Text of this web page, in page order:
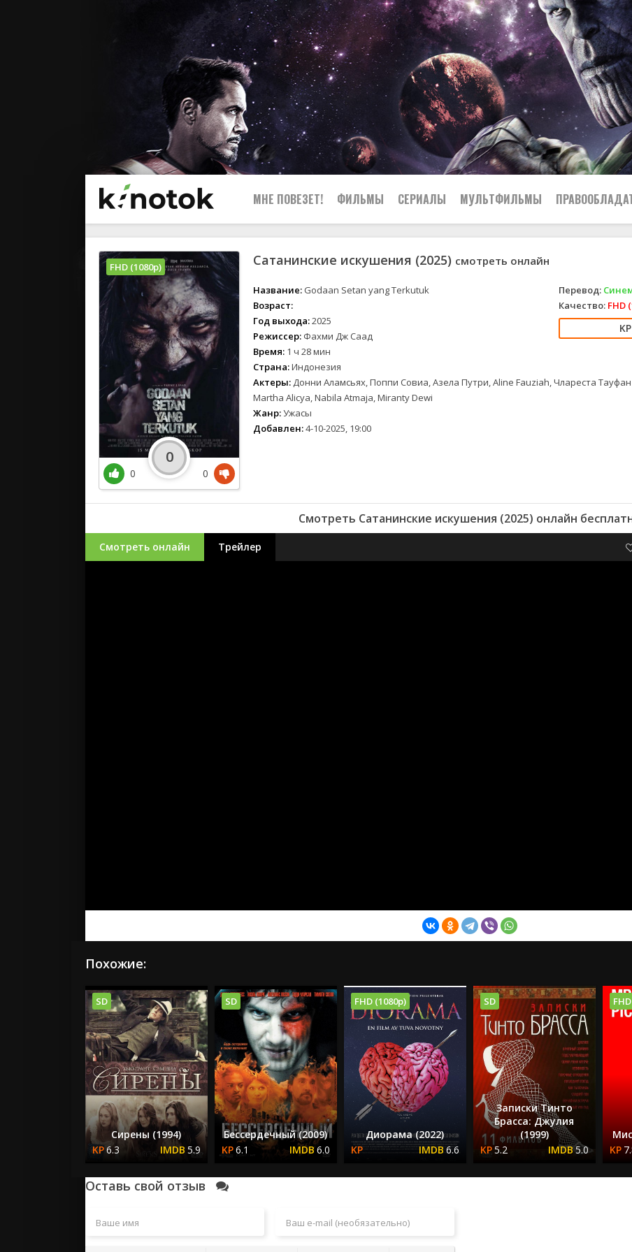
МНЕ ПОВЕЗЕТ! ФИЛЬМЫ СЕРИАЛЫ МУЛЬТФИЛЬМЫ
Сатанинские искушения (2025) смотреть онлайн
Название: Godaan Setan yang Terkutuk
Возраст:
Год выхода:2025
Режиссер: Фахми Дж Саад
Время: 1 ч 28 мин
Страна:Индонезия
Перевод:
Качество: FHD
Актеры: Донни Аламсьях, Поппи Совиа, Азела Путри, Aline Fauziah, Члареста
Martha Alicya, Nabila Atmaja, Miranty Dewi
Жанр:Ужасы
Добавлен:4-10-2025, 19:00
FHD (1080p)
0
0
0
Смотреть Сатанинские искушения (2025) онлайн
Смотреть онлайн Трейлер
Похожие:
SD
Сирены (1994)
6.3
5.9
SD
Бессердечный (2009)
6.1
6.0
FHD (1080p)
Диорама (2022)
6.6
SD
Записки Тинто
Брасса: Джулия
(1999)
5.2
5.0
Оставь свой отзыв